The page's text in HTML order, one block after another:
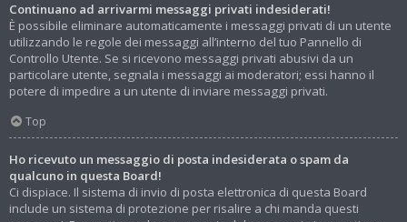
Continuano ad arrivarmi messaggi privati indesiderati!
È possibile eliminare automaticamente i messaggi privati ​​di un utente
utilizzando le regole dei messaggi all’interno del tuo Pannello di
Controllo Utente. Se si ricevono messaggi privati ​​abusivi da un
particolare utente, segnala i messaggi ai moderatori; essi hanno il
potere di impedire a un utente di inviare messaggi privati​​.
Top
Ho ricevuto un messaggio di posta indesiderata o spam da
qualcuno in questa Board!
Ci dispiace. Il sistema di invio di posta elettronica di questa Board
include un sistema di protezione per risalire a chi manda questi